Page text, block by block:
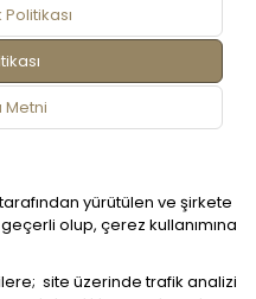
Politikası
Metni
yürütülen ve şirkete
olup, çerez kullanımına
site üzerinde trafik analizi